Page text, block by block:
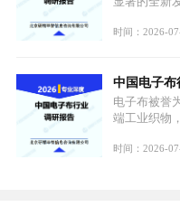
道。贵州茅
业。
时间：2026-
中国电子
电子布被誉
端工业织物
生产制造过
时间：2026-